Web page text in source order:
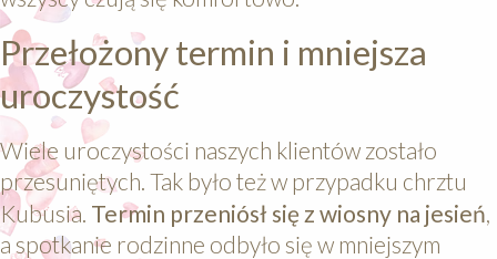
Przełożony termin i mniejsza
uroczystość
Wiele uroczystości naszych klientów zostało
przesuniętych. Tak było też w przypadku chrztu
Kubusia. Termin przeniósł się z wiosny na jesień
a spotkanie rodzinne odbyło się w mniejszym